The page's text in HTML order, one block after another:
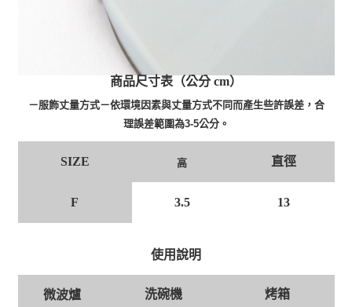
商品尺寸表（公分 cm）
－服飾丈量方式－依環境因素與丈量方式不同而產生些許誤差，合
理誤差範圍為3-5公分。
SIZE 高 直徑
F 3.5 13
使用說明
微波爐 洗碗機 烤箱